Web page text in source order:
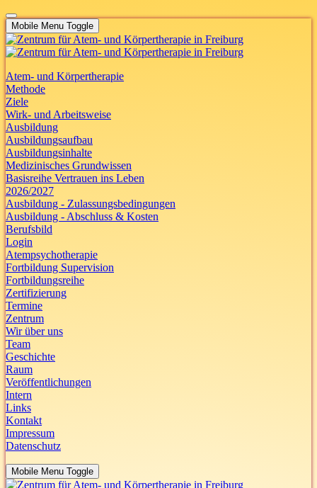
Mobile Menu Toggle
Atem- und Körpertherapie
Methode
Ziele
Wirk- und Arbeitsweise
Ausbildung
Ausbildungsaufbau
Ausbildungsinhalte
Medizinisches Grundwissen
Basisreihe Vertrauen ins Leben
2026/2027
Ausbildung - Zulassungsbedingungen
Ausbildung - Abschluss & Kosten
Berufsbild
Login
Atempsychotherapie
Fortbildung Supervision
Fortbildungsreihe
Zertifizierung
Termine
Zentrum
Wir über uns
Team
Geschichte
Raum
Veröffentlichungen
Intern
Links
Kontakt
Impressum
Datenschutz
Mobile Menu Toggle